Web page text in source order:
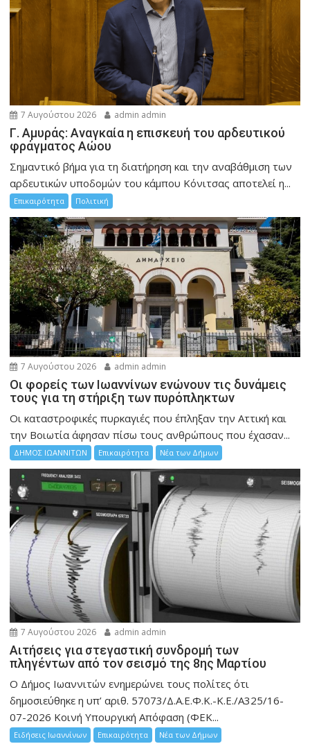
7 Αυγούστου 2026 admin admin
Γ. Αμυράς: Αναγκαία η επισκευή του αρδευτικού
φράγματος Αώου
Σημαντικό βήμα για τη διατήρηση και την αναβάθμιση των
αρδευτικών υποδομών του κάμπου Κόνιτσας αποτελεί η...
Επικαιρότητα Πολιτική
7 Αυγούστου 2026 admin admin
Οι φορείς των Ιωαννίνων ενώνουν τις δυνάμεις
τους για τη στήριξη των πυρόπληκτων
Οι καταστροφικές πυρκαγιές που έπληξαν την Αττική και
την Bοιωτία άφησαν πίσω τους ανθρώπους που έχασαν...
ΔΗΜΟΣ ΙΩΑΝΝΙΤΩΝ Επικαιρότητα Νέα των Δήμων
7 Αυγούστου 2026 admin admin
Αιτήσεις για στεγαστική συνδρομή των
πληγέντων από τον σεισμό της 8ης Μαρτίου
Ο Δήμος Ιωαννιτών ενημερώνει τους πολίτες ότι
δημοσιεύθηκε η υπ’ αριθ. 57073/Δ.Α.Ε.Φ.Κ.-Κ.Ε./Α325/16-
07-2026 Κοινή Υπουργική Απόφαση (ΦΕΚ...
Ειδήσεις Ιωαννίνων Επικαιρότητα Νέα των Δήμων